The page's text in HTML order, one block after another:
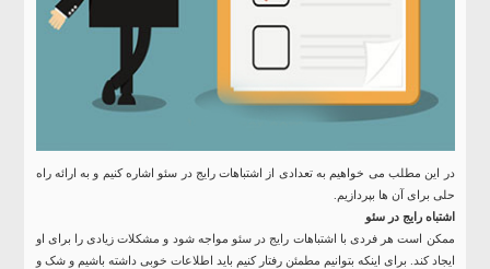
در این مطلب می خواهیم به تعدادی از اشتباهات رایج در سئو اشاره کنیم و به ارائه راه
حلی برای آن ها بپردازیم.
اشتباه رایج در سئو
ممکن است هر فردی با اشتباهات رایج در سئو مواجه شود و مشکلات زیادی را برای او
ایجاد کند. برای اینکه بتوانیم مطمئن رفتار کنیم باید اطلاعات خوبی داشته باشیم و شک و